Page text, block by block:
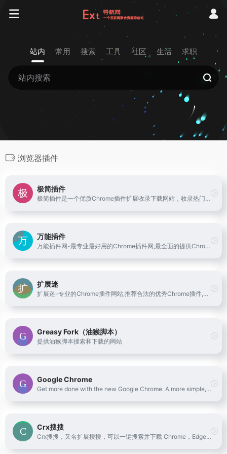
站内 常用 搜索 工具 社区 生活 求职
浏览器插件
极简插件
极简插件是一个优质Chrome插件扩展收录下载网站，收录热门好用的Chrome插件扩展，国内最方便的插件下载网站。
万能插件
万能插件网-最专业最好用的Chrome插件网,最全面的提供Chrome商店/谷歌应用商店浏览器插件下载服务,最万能的谷歌浏览器插件下载网站.
扩展迷
扩展迷-专业的Chrome插件网站,推荐合法的优秀Chrome插件,热门好用的谷歌浏览器插件,最全面的Chrome插件资源直接下载安装资源,为谷歌浏览器带来功能性的便利扩展;更多优秀Chrome插件的介绍/推荐下载和谷歌插件相关资讯,尽在extfans.com.
Greasy Fork（油猴脚本）
提供油猴脚本搜索和下载的网站
Google Chrome
Get more done with the new Google Chrome. A more simple, secure, and faster web browser than ever, with Google’s smarts built-in. Download now.
Crx搜搜
Crx搜搜，又名扩展搜搜，可以一键搜索并下载 Chrome，Edge，Firefox，Opera 扩展程序 crx/xpi 安装包和 Microsoft Store 应用程序，并可以将插件安装到 Chrome浏览器，Edge浏览器，QQ浏览器，360浏览器，搜狗浏览器，火狐浏览器等 90+ 款浏览器中。解决无法直接访问 Chrome 应用商店的问题。